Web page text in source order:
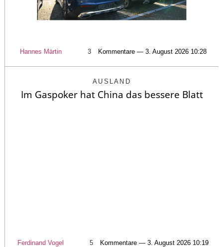
Hannes Märtin 3 Kommentare — 3. August 2026 10:28
AUSLAND
Im Gaspoker hat China das bessere Blatt
Ferdinand Vogel 5 Kommentare — 3. August 2026 10:19